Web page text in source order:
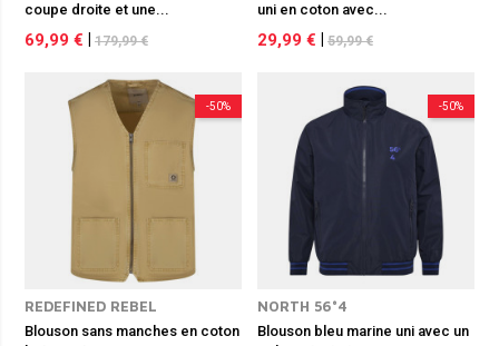
coupe droite et une...
69,99 € 179,99 €
uni en coton avec...
29,99 € 59,99 €
-50%
REDEFINED REBEL
Blouson sans manches en coton
-50%
NORTH 56°4
Blouson bleu marine uni avec un